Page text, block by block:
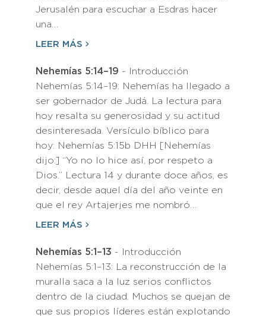
Jerusalén para escuchar a Esdras hacer
una…
LEER MÁS
Nehemías 5:14–19 - Introducción
Nehemías 5:14–19: Nehemías ha llegado a
ser gobernador de Judá. La lectura para
hoy resalta su generosidad y su actitud
desinteresada. Versículo bíblico para
hoy: Nehemías 5:15b DHH [Nehemías
dijo:] “Yo no lo hice así, por respeto a
Dios.” Lectura 14 y durante doce años, es
decir, desde aquel día del año veinte en
que el rey Artajerjes me nombró…
LEER MÁS
Nehemías 5:1–13 - Introducción
Nehemías 5:1–13: La reconstrucción de la
muralla saca a la luz serios conflictos
dentro de la ciudad. Muchos se quejan de
que sus propios líderes están explotando